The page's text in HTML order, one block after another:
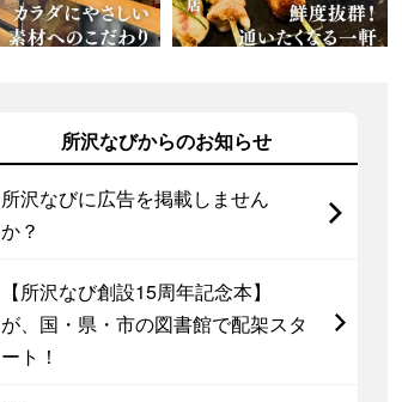
所沢なびからのお知らせ
所沢なびに広告を掲載しません
か？
【所沢なび創設15周年記念本】
が、国・県・市の図書館で配架スタ
ート！